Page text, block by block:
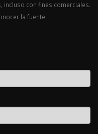
con fines comerciales.
la fuente.